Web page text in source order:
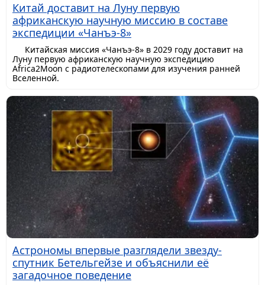
Китай доставит на Луну первую
африканскую научную миссию в составе
экспедиции «Чанъэ-8»
Китайская миссия «Чанъэ-8» в 2029 году доставит на
Луну первую африканскую научную экспедицию
Africa2Moon с радиотелескопами для изучения ранней
Вселенной.
Астрономы впервые разглядели звезду-
спутник Бетельгейзе и объяснили её
загадочное поведение